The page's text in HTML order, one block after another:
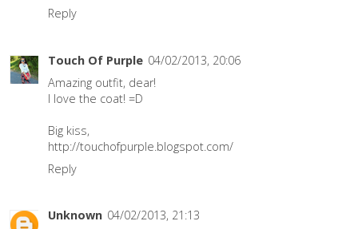
Reply
Touch Of Purple 04/02/2013, 20:06
Amazing outfit, dear!
I love the coat! =D
Big kiss,
http://touchofpurple.blogspot.com/
Reply
Unknown 04/02/2013, 21:13